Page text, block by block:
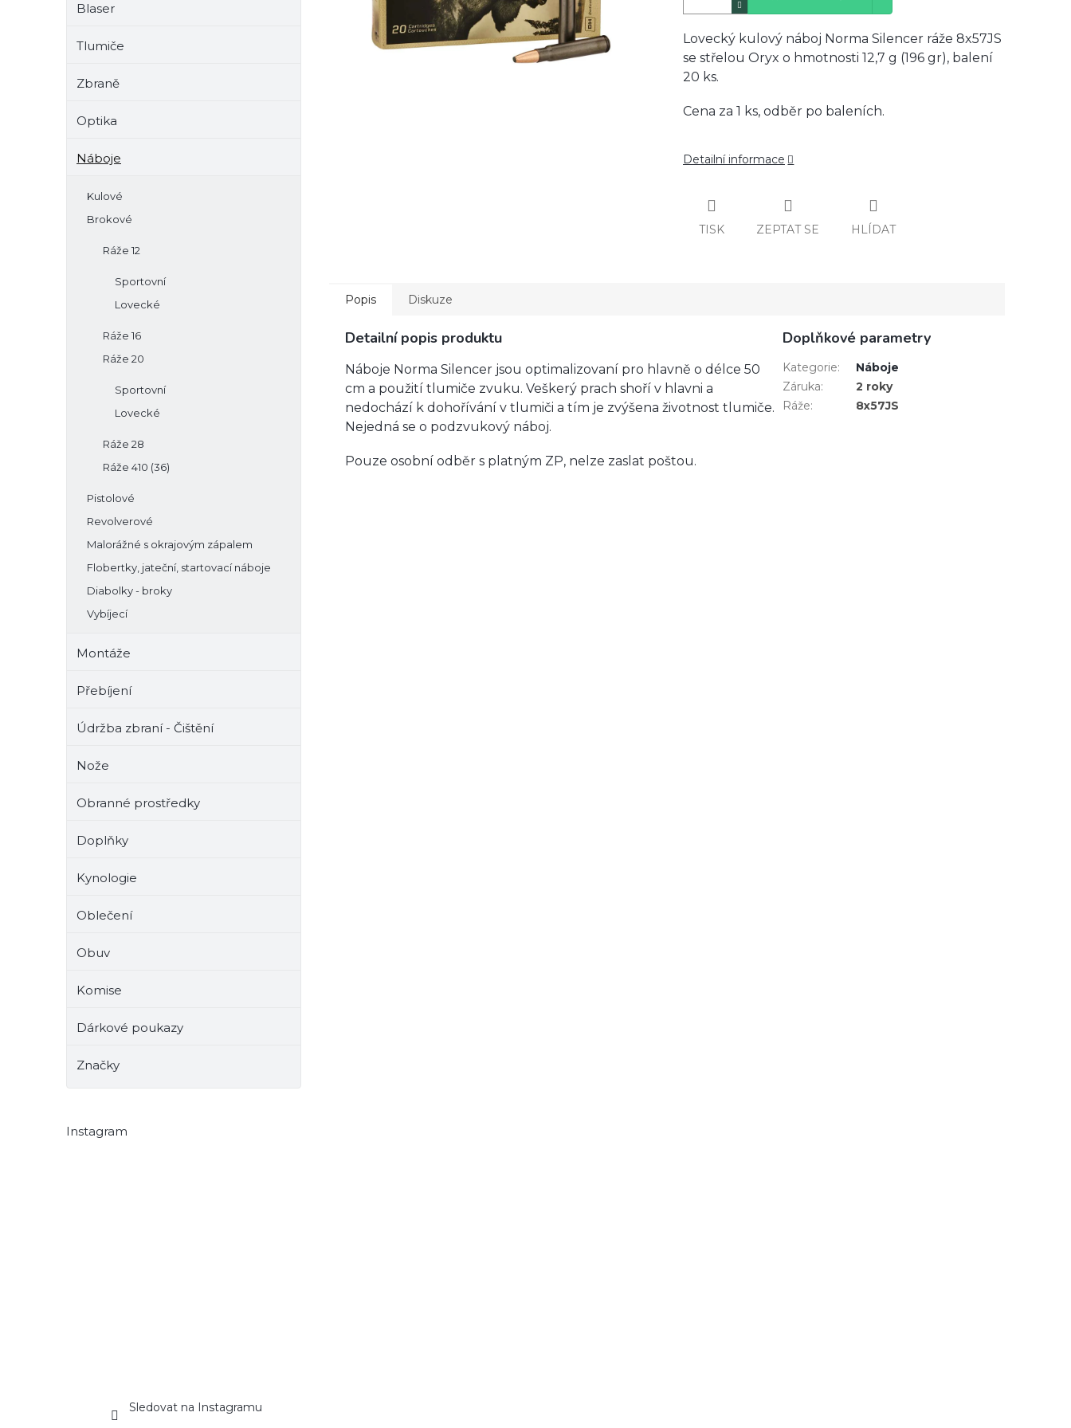
Blaser
Tlumiče
Zbraně
Optika
Náboje
Kulové
Brokové
Ráže 12
Sportovní
Lovecké
Ráže 16
Ráže 20
Sportovní
Lovecké
Ráže 28
Ráže 410 (36)
Pistolové
Revolverové
Malorážné s okrajovým zápalem
Flobertky, jateční, startovací náboje
Diabolky - broky
Vybíjecí
Montáže
Přebíjení
Údržba zbraní - Čištění
Nože
Obranné prostředky
Doplňky
Kynologie
Oblečení
Obuv
Komise
Dárkové poukazy
Značky
Instagram
Sledovat na Instagramu
Lovecký kulový náboj Norma Silencer ráže 8x57JS
se střelou Oryx o hmotnosti 12,7 g (196 gr), balení
20 ks.
Cena za 1 ks, odběr po baleních.
Detailní informace
TISK ZEPTAT SE HLÍDAT
Popis Diskuze
Detailní popis produktu
Náboje Norma Silencer jsou optimalizovaní pro hlavně o délce 50
cm a použití tlumiče zvuku. Veškerý prach shoří v hlavni a
nedochází k dohořívání v tlumiči a tím je zvýšena životnost tlumiče.
Nejedná se o podzvukový náboj.
Pouze osobní odběr s platným ZP, nelze zaslat poštou.
Doplňkové parametry
Kategorie:
Náboje
Záruka:
2 roky
Ráže: 8x57JS